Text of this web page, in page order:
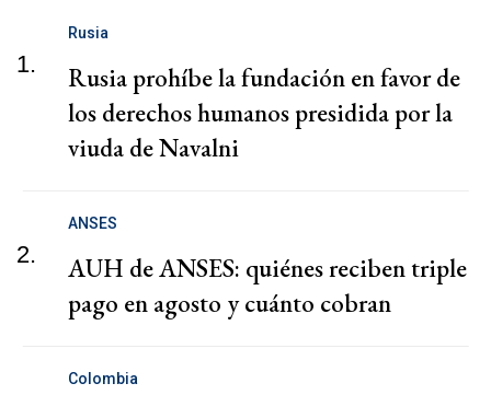
1.
Rusia
Rusia prohíbe la fundación en favor de
los derechos humanos presidida por la
viuda de Navalni
2.
ANSES
AUH de ANSES: quiénes reciben triple
pago en agosto y cuánto cobran
Colombia